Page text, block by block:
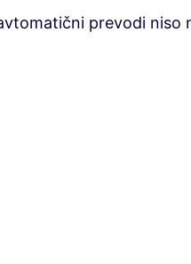
prevodi niso